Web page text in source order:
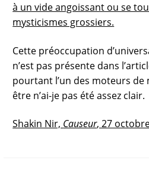
à un vide angoissant ou se
mysticismes grossiers.
Cette préoccupation
n’est pas présente dans
pourtant l’un des moteurs de
être n’ai-je pas été assez clair.
Shakin Nir, Causeur, 27